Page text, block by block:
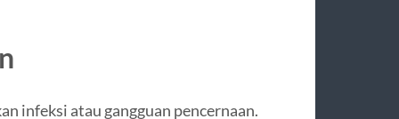
infeksi atau gangguan pencernaan.